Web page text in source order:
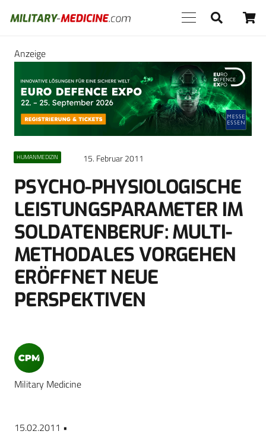
Anzeige
HUMANMEDIZIN 15. Februar 2011
PSYCHO-PHYSIOLOGISCHE
LEISTUNGSPARAMETER IM
SOLDATENBERUF: MULTI-
METHODALES VORGEHEN
ERÖFFNET NEUE
PERSPEKTIVEN
Military Medicine
15.02.2011 •